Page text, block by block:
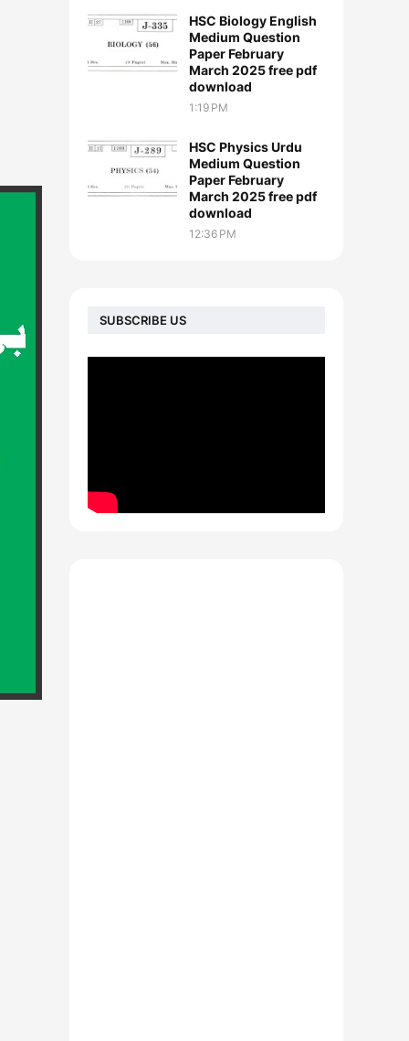
HSC Biology English
Medium Question
Paper February
March 2025 free pdf
download
1:19 PM
HSC Physics Urdu
Medium Question
Paper February
March 2025 free pdf
download
12:36 PM
SUBSCRIBE US